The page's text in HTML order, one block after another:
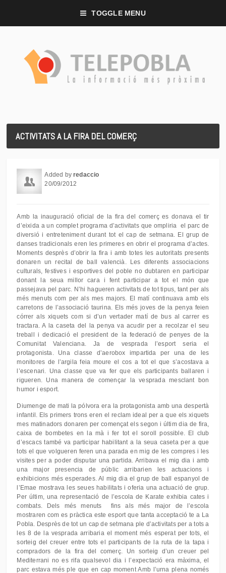
TOGGLE MENU
ACTIVITATS A LA FIRA DEL COMERÇ
Added byredaccio
20/09/2012
Amb la inauguració oficial de la fira del comerç es donava el tir
d’eixida a un complet programa d’activitats que ompliria el parc de
diversió i entreteniment durant tot el cap de setmana. El grup de
danses tradicionals eren les primeres en obrir el programa d’actes.
Moments desprès d’obrir la fira i amb totes les autoritats presents
donaren un recital de ball valencià. Les diferents associacions
culturals, festives i esportives del poble no dubtaren en participar
donant la seua millor cara i fent participar a tot el món que
passejava pel parc. N’hi hagueren activitats de tot tipus, tant per als
més menuts com per als mes majors. El matí continuava amb els
carretons de l’associació taurina. Els més joves de la penya feien
córrer als xiquets com si d’un vertader matí de bus al carrer es
tractara. A la caseta del la penya va acudir per a recolzar el seu
treball i dedicació el president de la federació de penyes de la
Comunitat Valenciana. Ja de vesprada l’esport seria el
protagonista. Una classe d’aerobox impartida per una de les
monitores de l’argila feia moure el cos a tot el que s’acostava a
l’escenari. Una classe que va fer que els participants ballaren i
rigueren. Una manera de començar la vesprada mesclant bon
humor i esport.
Diumenge de mati la pólvora era la protagonista amb una despertà
infantil. Els primers trons eren el reclam ideal per a que els xiquets
mes matinadors donaren per començat els segon i últim dia de fira,
caixa de bombetes en la mà i fer tot el soroll possible. El club
d’escacs també va participar habilitant a la seua caseta per a que
tots el que volgueren feren una parada en mig de les compres i les
visites per a poder disputar una partida. Arribava el mig dia i amb
una major presencia de públic arribarien les actuacions i
exhibicions més esperades. Al mig dia el grup de ball espanyol de
l’Emae mostrava les seues habilitats i oferia una actuació de grup.
Per últim, una representació de l’escola de Karate exhibia cates i
combats. Dels més menuts fins als més major de l’escola
mostraren com es pràctica este esport que tanta acceptació te a La
Pobla. Desprès de tot un cap de setmana ple d’activitats per a tots a
les 8 de la vesprada arribaria el moment més esperat per tots, el
sorteig del creuer entre tots el participants de la ruta de la tapa i
compradors de la fira del comerç. Un sorteig d’un creuer pel
Mediterrani no es rifa qualsevol dia i l’expectació era màxima, el
parc estava més ple que en cap moment Amb l’urna plena només